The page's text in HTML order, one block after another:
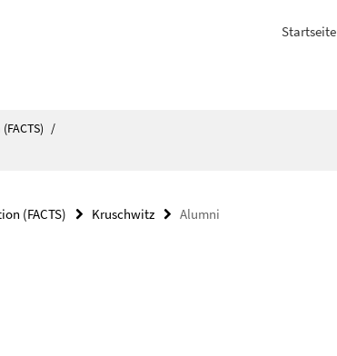
Startseite
/
(FACTS) Kruschwitz Alumni